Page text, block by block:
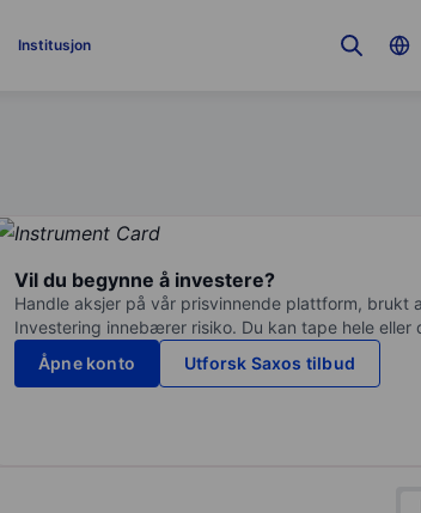
Institusjon
Vil du begynne å investere?
Handle aksjer på vår prisvinnende plattform, brukt
Investering innebærer risiko. Du kan tape hele eller
Åpne konto
Utforsk Saxos tilbud